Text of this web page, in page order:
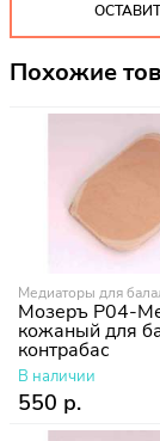
Похожие
Медиаторы для
Мозеръ P04-
кожаный для
контрабас
В наличии
550 р.